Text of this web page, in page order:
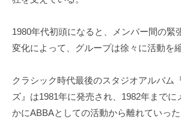
1980年代初頭になると、メンバー間の緊
変化によって、グループは徐々に活動を
クラシック時代最後のスタジオアルバム
ズ』は1981年に発売され、1982年までに
かにABBAとしての活動から離れていった